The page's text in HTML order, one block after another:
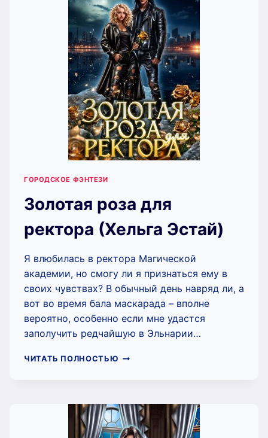
ЭСТАЙ)
ГОРОДСКОЕ ФЭНТЕЗИ
Золотая роза для
ректора (Хельга Эстай)
Я влюбилась в ректора Магической
академии, но смогу ли я признаться ему в
своих чувствах? В обычный день навряд ли, а
вот во время бала маскарада – вполне
вероятно, особенно если мне удастся
заполучить редчайшую в Эльнарии…
ЧИТАТЬ ПОЛНОСТЬЮ ЗОЛОТАЯ
(ХЕЛЬГА
ЭСТАЙ)